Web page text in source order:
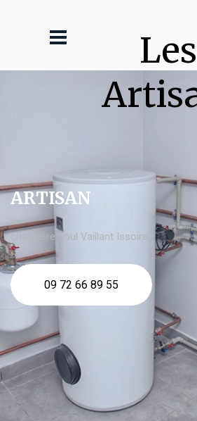
Les
ARTISAN
chaudière fioul Vaillant Issoire
09 72 66 89 55